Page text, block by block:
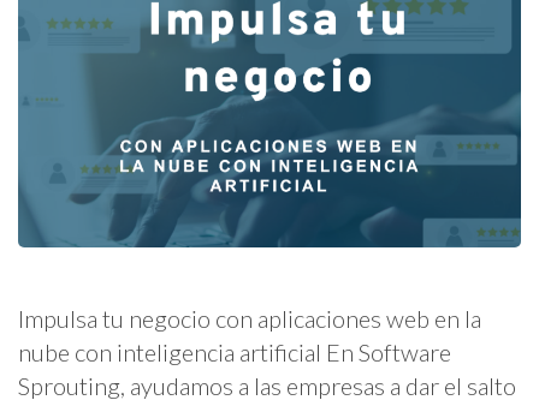
Impulsa tu negocio con aplicaciones web en la
nube con inteligencia artificial En Software
Sprouting, ayudamos a las empresas a dar el salto